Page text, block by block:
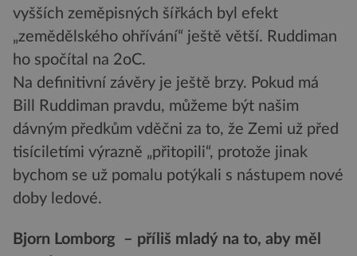
vyšších zeměpisných šířkách byl efekt
„zemědělského ohřívání“ ještě větší. Ruddiman
ho spočítal na 2oC.
Na definitivní závěry je ještě brzy. Pokud má
Bill Ruddiman pravdu, můžeme být našim
dávným předkům vděčni za to, že Zemi už před
tisíciletími výrazně „přitopili“, protože jinak
bychom se už pomalu potýkali s nástupem nové
doby ledové.
Bjorn Lomborg – příliš mladý na to, aby měl